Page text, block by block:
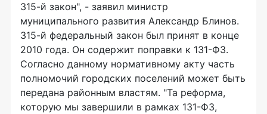
315-й закон", - заявил министр
муниципального развития Александр Блинов.
315-й федеральный закон был принят в конце
2010 года. Он содержит поправки к 131-ФЗ.
Согласно данному нормативному акту часть
полномочий городских поселений может быть
передана районным властям. "Та реформа,
которую мы завершили в рамках 131-ФЗ,